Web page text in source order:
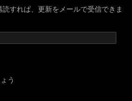
すれば、更新をメールで受信できま
う